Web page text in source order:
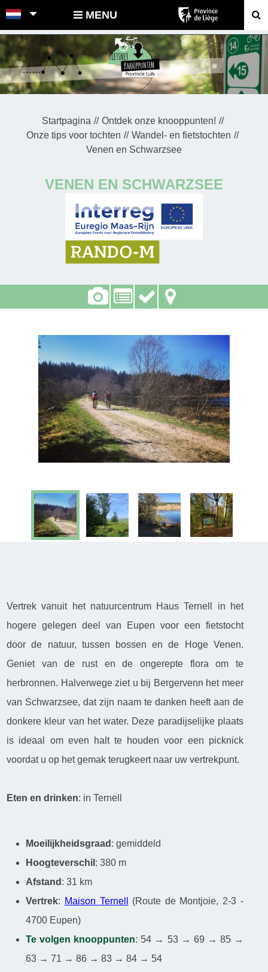
POINTS-NOEUDS MENU
Startpagina
Ontdek onze knooppunten!
Onze tips voor tochten
Wandel- en fietstochten
Venen en Schwarzsee
VENEN EN SCHWARZSEE
Vertrek vanuit het natuurcentrum Haus Ternell in het
hogere gelegen deel van Eupen voor een fietstocht
door de natuur, tussen bossen en de Hoge Venen.
Geniet van de rust en de ongerepte flora om te
herbronnen. Halverwege ziet u bij Bergervenn het meer
van Schwarzsee, dat zijn naam te danken heeft aan de
donkere kleur van het water. Deze paradijselijke plaats
is ideaal om even halt te houden voor een picknick
voordat u op het gemak terugkeert naar uw vertrekpunt.
Eten en drinken: in Ternell
Moeilijkheidsgraad : gemiddeld
Hoogteverschil : 380 m
Afstand : 31 km
Vertrek: Maison Ternell
(Route de Montjoie, 2-3 -
4700 Eupen)
Te volgen knooppunten: 54 → 53 → 69 → 85 →
63 → 71 → 86 → 83 → 84 → 54